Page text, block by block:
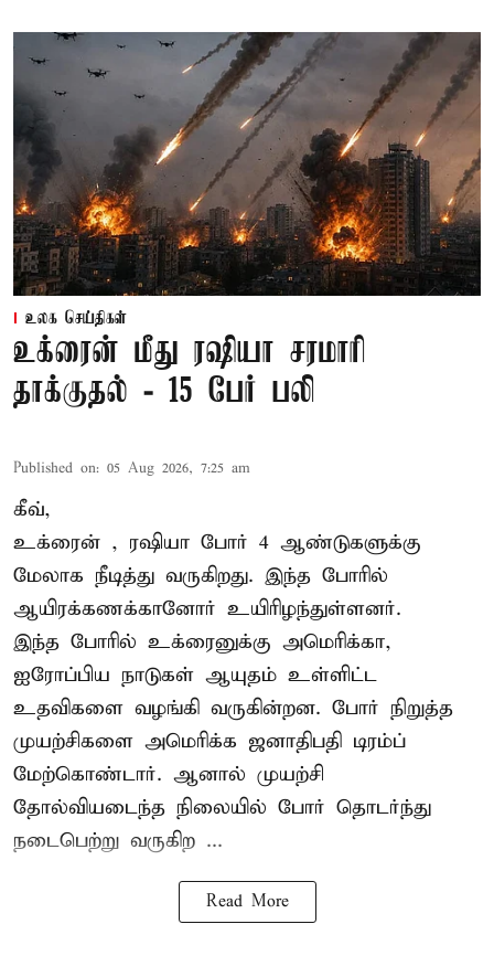
உலக செய்திகள்
உக்ரைன் மீது ரஷியா சரமாரி
தாக்குதல் - 15 பேர் பலி
Published on: 05 Aug 2026, 7:25 am
கீவ்,
உக்ரைன் , ரஷியா போர் 4 ஆண்டுகளுக்கு
மேலாக நீடித்து வருகிறது. இந்த போரில்
ஆயிரக்கணக்கானோர் உயிரிழந்துள்ளனர்.
இந்த போரில் உக்ரைனுக்கு அமெரிக்கா,
ஐரோப்பிய நாடுகள் ஆயுதம் உள்ளிட்ட
உதவிகளை வழங்கி வருகின்றன. போர் நிறுத்த
முயற்சிகளை அமெரிக்க ஜனாதிபதி டிரம்ப்
மேற்கொண்டார். ஆனால் முயற்சி
தோல்வியடைந்த நிலையில் போர் தொடர்ந்து
நடைபெற்று வருகிற ...
Read More